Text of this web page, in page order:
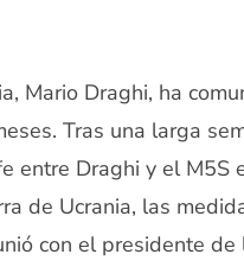
Mario Draghi, ha
Tras una larga
entre Draghi y el M5S
de Ucrania, las
con el presidente